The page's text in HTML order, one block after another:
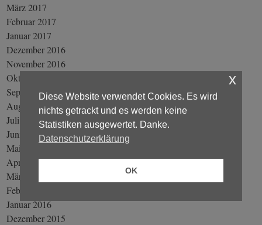
März 2017
Februar 2017
Januar 2017
Dezember 2016
November 2016
Oktober 2016
September 2016
August 2016
Juli 2016
Juni 2016
Mai 2016
April 2016
März 2016
Februar 2016
Januar 2016
Dezember 2015
Diese Website verwendet Cookies. Es wird
nichts getrackt und es werden keine
Statistiken ausgewertet. Danke.
Datenschutzerklärung
OK
x